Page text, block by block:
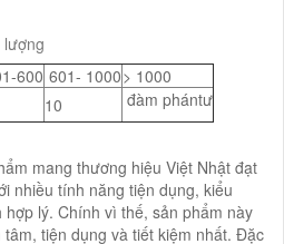
lượng
600 601- 1000> 1000
10 đàm phántư
mang thương hiệu Việt Nhật đạt
nhiều tính năng tiện dụng, kiểu
lý. Chính vì thế, sản phẩm này
tiện dụng và tiết kiệm nhất. Đặc